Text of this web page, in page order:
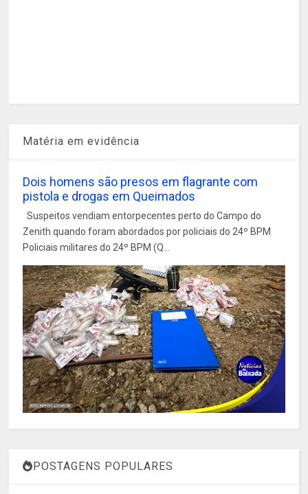
Matéria em evidência
Dois homens são presos em flagrante com
pistola e drogas em Queimados
Suspeitos vendiam entorpecentes perto do Campo do
Zenith quando foram abordados por policiais do 24º BPM
Policiais militares do 24º BPM (Q...
POSTAGENS POPULARES